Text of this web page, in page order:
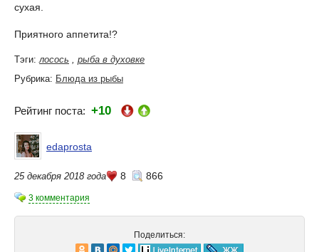
сухая.
Приятного аппетита!?
Тэги: лосось
рыба в духовке
Рубрика: Блюда из рыбы
Рейтинг поста: +10
edaprosta
25 декабря 2018 года 8 866
3 комментария
Поделиться: